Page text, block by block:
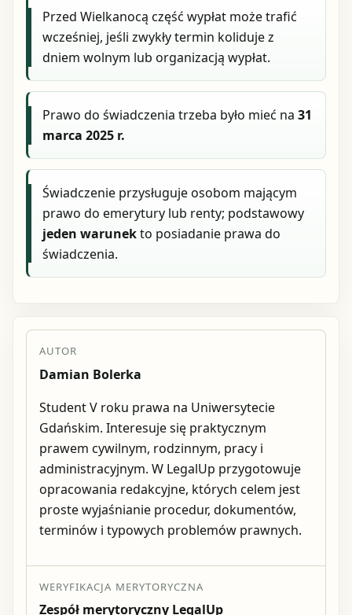
Przed Wielkanocą część wypłat może trafić
wcześniej, jeśli zwykły termin koliduje z
dniem wolnym lub organizacją wypłat.
Prawo do świadczenia trzeba było mieć na31
marca 2025 r.
Świadczenie przysługuje osobom mającym
prawo do emerytury lub renty; podstawowy
jeden warunekto posiadanie prawa do
świadczenia.
AUTOR
Damian Bolerka
Student V roku prawa na Uniwersytecie
Gdańskim. Interesuje się praktycznym
prawem cywilnym, rodzinnym, pracy i
administracyjnym. W LegalUp przygotowuje
opracowania redakcyjne, których celem jest
proste wyjaśnianie procedur, dokumentów,
terminów i typowych problemów prawnych.
WERYFIKACJA MERYTORYCZNA
Zespół merytoryczny LegalUp